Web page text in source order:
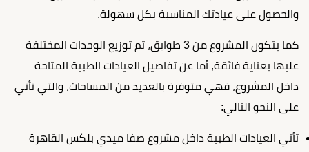
والحصول على عيادتك المناسبة بكل سهولة.
كما يتكون المشروع من 3 طوابق، تم توزيع الوحدات المختلفة
عليها بعناية فائقة، أما عن تفاصيل العيادات الطبية المتاحة
داخل المشروع، فهي متوفرة بالعديد من المساحات، والتي تأتي
على النحو التالي:
تأتي العيادات الطبية داخل مشروع صفا ميدي بلكس القاهرة